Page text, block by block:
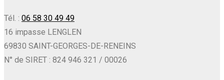
Tél. : 06 58 30 49 49
16 impasse LENGLEN
69830 SAINT-GEORGES-DE-RENEINS
N° de SIRET : 824 946 321 / 00026